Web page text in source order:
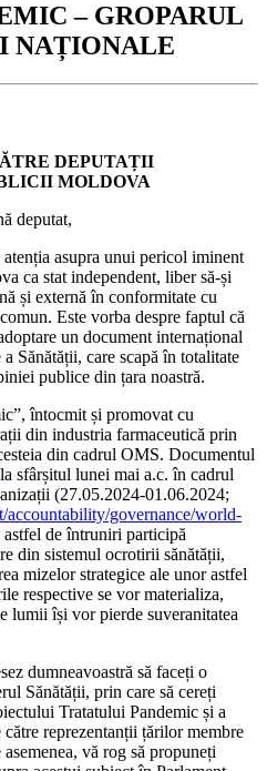
– GROPARUL
NAȚIONALE
DEPUTAȚII
MOLDOVA
deputat,
asupra unui pericol iminent
ca stat independent, liber să-și
și externă în conformitate cu
Este vorba despre faptul că
un document internațional
Sănătății, care scapă în totalitate
publice din țara noastră.
întocmit și promovat cu
din industria farmaceutică prin
din cadrul OMS. Documentul
sfârșitul lunei mai a.c. în cadrul
(27.05.2024-01.06.2024;
governance/world-
de întruniri participă
din sistemul ocrotirii sănătății,
mizelor strategice ale unor astfel
respective se vor materializa,
lumii își vor pierde suveranitatea
dumneavoastră să faceți o
Sănătății, prin care să cereți
Tratatului Pandemic și a
reprezentanții țărilor membre
vă rog să propuneți